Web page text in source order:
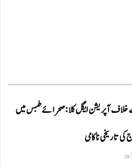
خلاف آپریشن ایگل کلا: صحرائے طبس میں
کی تاریخی ناکامی